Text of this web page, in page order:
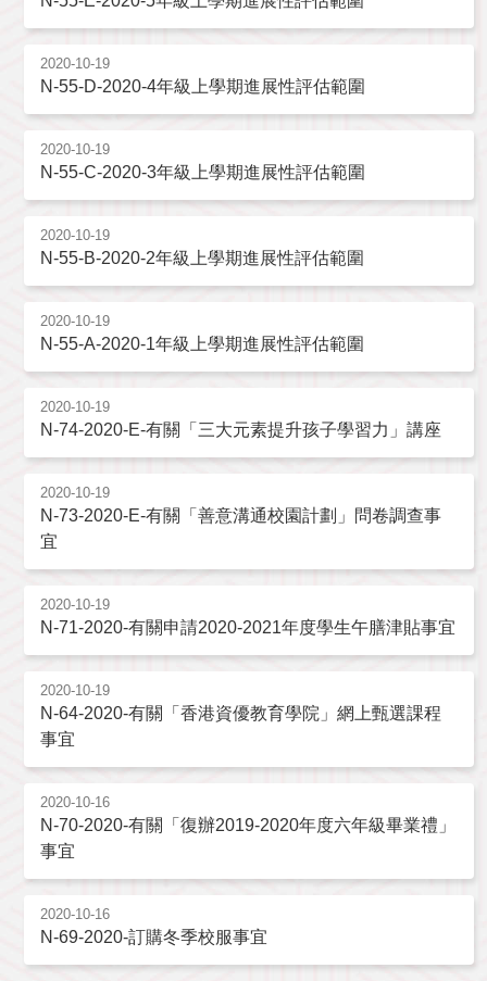
2020-10-19
N-55-D-2020-4年級上學期進展性評估範圍
2020-10-19
N-55-C-2020-3年級上學期進展性評估範圍
2020-10-19
N-55-B-2020-2年級上學期進展性評估範圍
2020-10-19
N-55-A-2020-1年級上學期進展性評估範圍
2020-10-19
N-74-2020-E-有關「三大元素提升孩子學習力」講座
2020-10-19
N-73-2020-E-有關「善意溝通校園計劃」問卷調查事
宜
2020-10-19
N-71-2020-有關申請2020-2021年度學生午膳津貼事宜
2020-10-19
N-64-2020-有關「香港資優教育學院」網上甄選課程
事宜
2020-10-16
N-70-2020-有關「復辦2019-2020年度六年級畢業禮」
事宜
2020-10-16
N-69-2020-訂購冬季校服事宜